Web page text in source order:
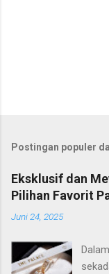
Postingan populer
Eksklusif dan
Pilihan Favorit
Juni 24, 2025